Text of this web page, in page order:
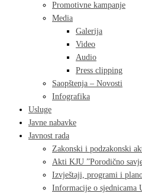
Promotivne kampanje
Media
Galerija
Video
Audio
Press clipping
Saopštenja – Novosti
Infografika
Usluge
Javne nabavke
Javnost rada
Zakonski i podzakonski
Akti KJU ”Porodično
Izvještaji, programi i
Informacije o sjednicama